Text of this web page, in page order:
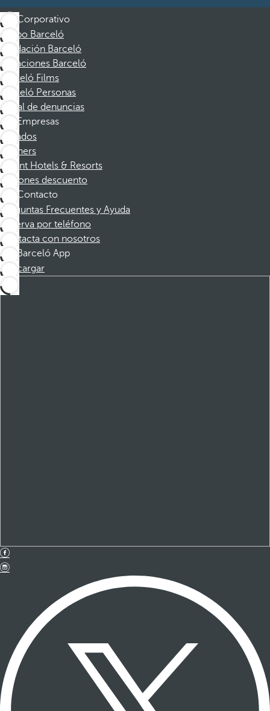
Corporativo
Grupo Barceló
Fundación Barceló
Vacaciones Barceló
Barceló Films
Barceló Personas
Canal de denuncias
Empresas
Afiliados
Partners
Dorint Hotels & Resorts
Cupones descuento
Contacto
Preguntas Frecuentes y Ayuda
Reserva por teléfono
Contacta con nosotros
Barceló App
Descargar